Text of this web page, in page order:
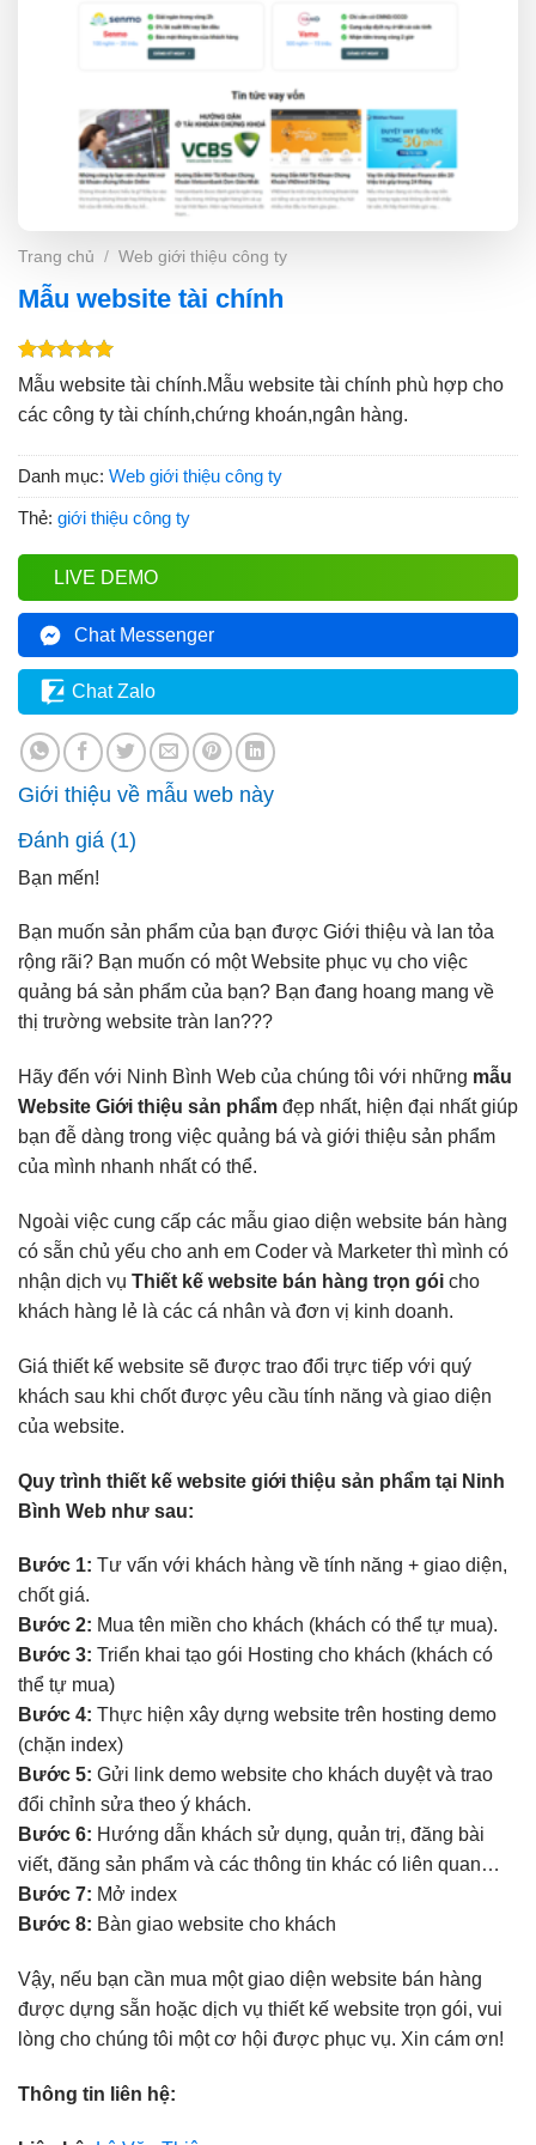
Trang chủ / Web giới thiệu công ty
Mẫu website tài chính
5.00trên 5
dựa trên
1
đánh giá
Mẫu website tài chính.Mẫu website tài chính phù hợp cho
các công ty tài chính,chứng khoán,ngân hàng.
Danh mục: Web giới thiệu công ty
Thẻ: giới thiệu công ty
LIVE DEMO
Chat Messenger
Chat Zalo
Giới thiệu về mẫu web này
Đánh giá (1)
Bạn mến!
Bạn muốn sản phẩm của bạn được Giới thiệu và lan tỏa
rộng rãi? Bạn muốn có một Website phục vụ cho việc
quảng bá sản phẩm của bạn? Bạn đang hoang mang về
thị trường website tràn lan???
Hãy đến với Ninh Bình Web của chúng tôi với những mẫu
Website Giới thiệu sản phẩm đẹp nhất, hiện đại nhất giúp
bạn đễ dàng trong việc quảng bá và giới thiệu sản phẩm
của mình nhanh nhất có thể.
Ngoài việc cung cấp các mẫu giao diện website bán hàng
có sẵn chủ yếu cho anh em Coder và Marketer thì mình có
nhận dịch vụ Thiết kế website bán hàng trọn gói cho
khách hàng lẻ là các cá nhân và đơn vị kinh doanh.
Giá thiết kế website sẽ được trao đổi trực tiếp với quý
khách sau khi chốt được yêu cầu tính năng và giao diện
của website.
Quy trình thiết kế website giới thiệu sản phẩm tại Ninh
Bình Web như sau:
Bước 1: Tư vấn với khách hàng về tính năng + giao diện,
chốt giá.
Bước 2: Mua tên miền cho khách (khách có thể tự mua).
Bước 3: Triển khai tạo gói Hosting cho khách (khách có
thể tự mua)
Bước 4: Thực hiện xây dựng website trên hosting demo
(chặn index)
Bước 5: Gửi link demo website cho khách duyệt và trao
đổi chỉnh sửa theo ý khách.
Bước 6: Hướng dẫn khách sử dụng, quản trị, đăng bài
viết, đăng sản phẩm và các thông tin khác có liên quan…
Bước 7: Mở index
Bước 8: Bàn giao website cho khách
Vậy, nếu bạn cần mua một giao diện website bán hàng
được dựng sẵn hoặc dịch vụ thiết kế website trọn gói, vui
lòng cho chúng tôi một cơ hội được phục vụ. Xin cám ơn!
Thông tin liên hệ: